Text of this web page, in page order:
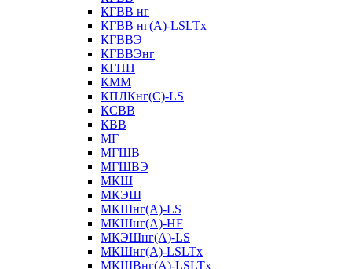
КГВВ нг
КГВВ нг(А)-LSLTx
КГВВЭ
КГВВЭнг
КГПП
КММ
КПЛКнг(C)-LS
КСВВ
КВВ
МГ
МГШВ
МГШВЭ
МКШ
МКЭШ
МКШнг(А)-LS
МКШнг(А)-HF
МКЭШнг(А)-LS
МКШнг(А)-LSLTx
МКШВнг(A)-LSLTx